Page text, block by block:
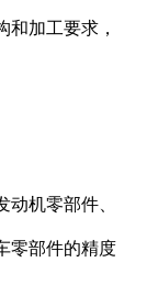
加工要求，
机零部件、
零部件的精度